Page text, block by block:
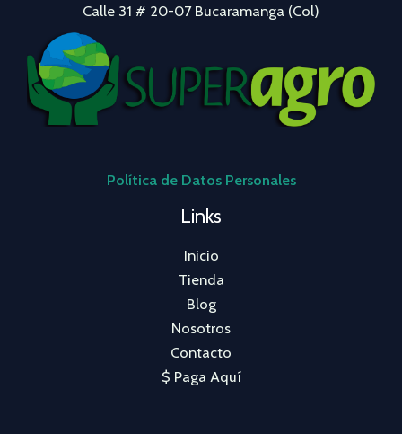
Calle 31 # 20-07 Bucaramanga (Col)
Política de Datos Personales
Links
Inicio
Tienda
Blog
Nosotros
Contacto
$ Paga Aquí